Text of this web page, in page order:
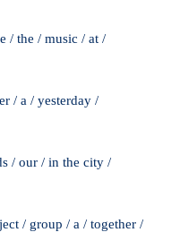
/ the / music / at /
/ a / yesterday /
/ our / in the city /
/ group / a / together /